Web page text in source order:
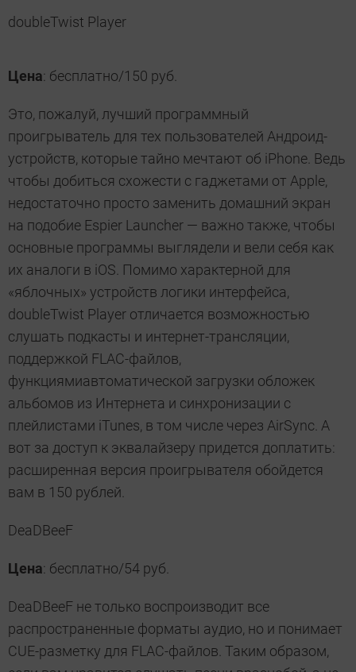
doubleTwist Player
Цена: бесплатно/150 руб.
Это, пожалуй, лучший программный
проигрыватель для тех пользователей Андроид-
устройств, которые тайно мечтают об iPhone. Ведь
чтобы добиться схожести с гаджетами от Apple,
недостаточно просто заменить домашний экран
на подобие Espier Launcher — важно также, чтобы
основные программы выглядели и вели себя как
их аналоги в iOS. Помимо характерной для
«яблочных» устройств логики интерфейса,
doubleTwist Player отличается возможностью
слушать подкасты и интернет-трансляции,
поддержкой FLAC-файлов,
функциямиавтоматической загрузки обложек
альбомов из Интернета и синхронизации с
плейлистами iTunes, в том числе через AirSync. А
вот за доступ к эквалайзеру придется доплатить:
расширенная версия проигрывателя обойдется
вам в 150 рублей.
DeaDBeeF
Цена: бесплатно/54 руб.
DeaDBeeF не только воспроизводит все
распространенные форматы аудио, но и понимает
CUE-разметку для FLAC-файлов. Таким образом,